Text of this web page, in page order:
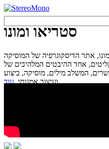
סטריאו ומונו
אתר הדיסקוגרפיה של המוסיקה
אחד ההיבטים המלהיבים של
המשלב מילים, מוסיקה, ביצוע
ועיצוב אמנותי.עוד...